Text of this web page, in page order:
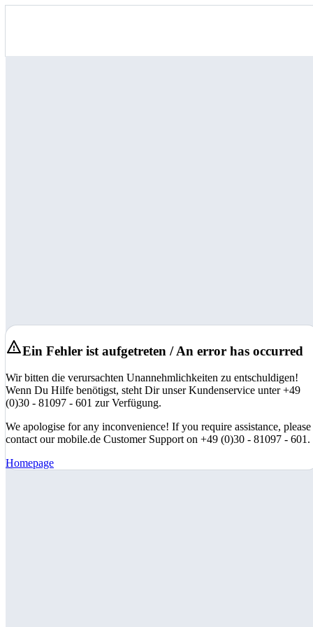
Ein Fehler ist aufgetreten / An error has occurred
Wir bitten die verursachten Unannehmlichkeiten zu entschuldigen!
Wenn Du Hilfe benötigst, steht Dir unser Kundenservice unter +49
(0)30 - 81097 - 601 zur Verfügung.
We apologise for any inconvenience! If you require assistance, please
contact our mobile.de Customer Support on +49 (0)30 - 81097 - 601.
Homepage